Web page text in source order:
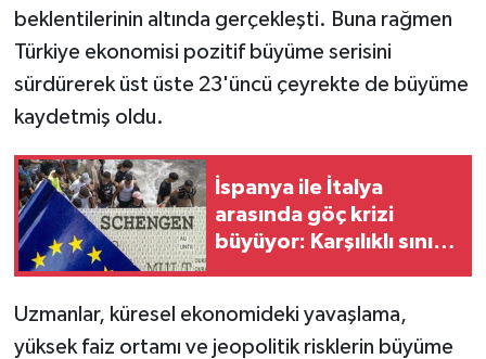
beklentilerinin altında gerçekleşti. Buna rağmen
Türkiye ekonomisi pozitif büyüme serisini
sürdürerek üst üste 23'üncü çeyrekte de büyüme
kaydetmiş oldu.
İspanya ile İtalya
arasında göç krizi
büyüyor: Karşılıklı sınır
Uzmanlar, küresel ekonomideki yavaşlama,
yüksek faiz ortamı ve jeopolitik risklerin büyüme